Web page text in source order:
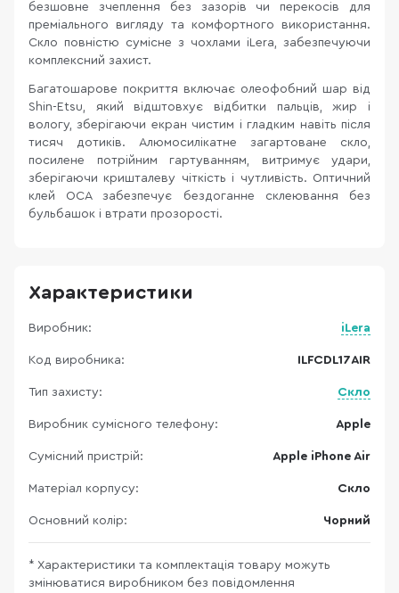
безшовне зчеплення без зазорів чи перекосів для
преміального вигляду та комфортного використання.
Скло повністю сумісне з чохлами iLera, забезпечуючи
комплексний захист.
Багатошарове покриття включає олеофобний шар від
Shin-Etsu, який відштовхує відбитки пальців, жир і
вологу, зберігаючи екран чистим і гладким навіть після
тисяч дотиків. Алюмосилікатне загартоване скло,
посилене потрійним гартуванням, витримує удари,
зберігаючи кришталеву чіткість і чутливість. Оптичний
клей OCA забезпечує бездоганне склеювання без
бульбашок і втрати прозорості.
Характеристики
Виробник: iLera
Код виробника: ILFCDL17AIR
Тип захисту: Скло
Виробник сумісного телефону: Apple
Сумісний пристрій: Apple iPhone Air
Матеріал корпусу: Скло
Основний колір: Чорний
* Характеристики та комплектація товару можуть
змінюватися виробником без повідомлення